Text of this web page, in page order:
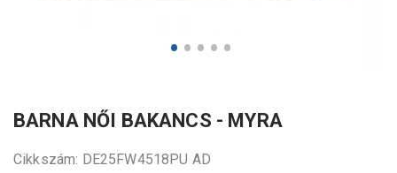
BARNA NŐI BAKANCS - MYRA
Cikkszám: DE25FW4518PU AD